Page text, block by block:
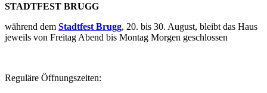
STADTFEST BRUGG
während dem Stadtfest Brugg, 20. bis 30. August, bleibt das Haus
jeweils von Freitag Abend bis Montag Morgen geschlossen
Reguläre Öffnungszeiten: